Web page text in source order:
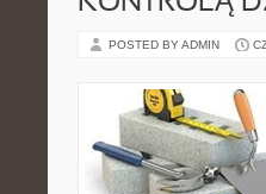
POSTED BY ADMIN